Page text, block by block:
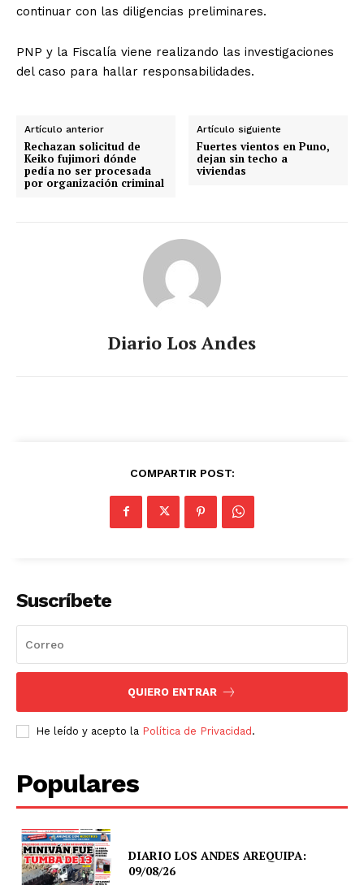
continuar con las diligencias preliminares.
PNP y la Fiscalía viene realizando las investigaciones
del caso para hallar responsabilidades.
Artículo anterior
Rechazan solicitud de
Keiko fujimori dónde
pedía no ser procesada
por organización criminal
Artículo siguiente
Fuertes vientos en Puno,
dejan sin techo a
viviendas
Diario Los Andes
COMPARTIR POST:
Suscríbete
QUIERO ENTRAR
He leído y acepto la Política de Privacidad.
Populares
DIARIO LOS ANDES AREQUIPA:
09/08/26